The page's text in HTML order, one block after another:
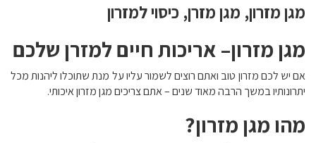
מגן מזרון, מגן מזרן, כיסוי למזרון
מגן מזרון– אריכות חיים למזרן שלכם
אם יש לכם מזרון טוב ואתם רוצים לשמור עליו על מנת שתוכלו ליהנות מכל
יתרונותיו במשך הרבה מאוד שנים – אתם צריכים מגן מזרון איכותי.
מהו מגן מזרון?